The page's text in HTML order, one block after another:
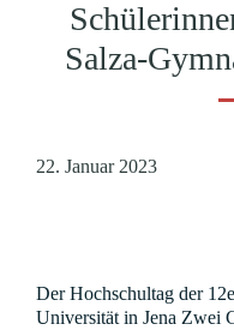
Salza-
22. Januar 2023
Der Hochschultag der
Universität in Jena Zwei